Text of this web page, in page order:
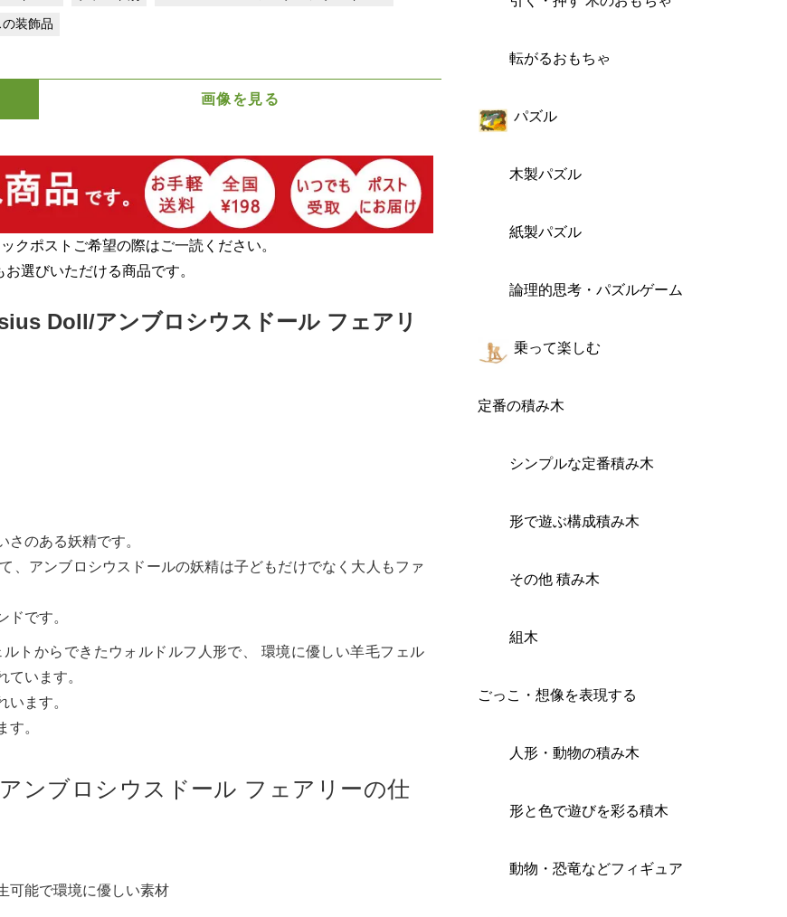
装飾品
画像を見る
クポストご希望の際はご一読ください。
選びいただける商品です。
Doll/アンブロシウスドール フェアリ
のある妖精です。
、アンブロシウスドールの妖精は子どもだけでなく大人もファ
です。
トからできたウォルドルフ人形で、 環境に優しい羊毛フェル
ています。
ます。
。
ンブロシウスドール フェアリーの仕
可能で環境に優しい素材
転がるおもちゃ
パズル
木製パズル
紙製パズル
論理的思考・パズルゲーム
乗って楽しむ
定番の積み木
シンプルな定番積み木
形で遊ぶ構成積み木
その他 積み木
組木
ごっこ・想像を表現する
人形・動物の積み木
形と色で遊びを彩る積木
動物・恐竜などフィギュア